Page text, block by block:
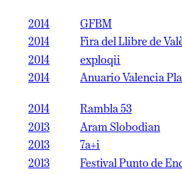
2014
GFBM
2014
Fira del Llibre de
2014
exploqii
2014
Anuario Valencia
2014
Rambla 53
2013
Aram Slobodian
2013
7a+i
2013
Festival Punto de